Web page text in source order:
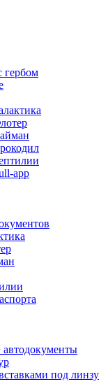
гербом
app
автодокументы
под линзу